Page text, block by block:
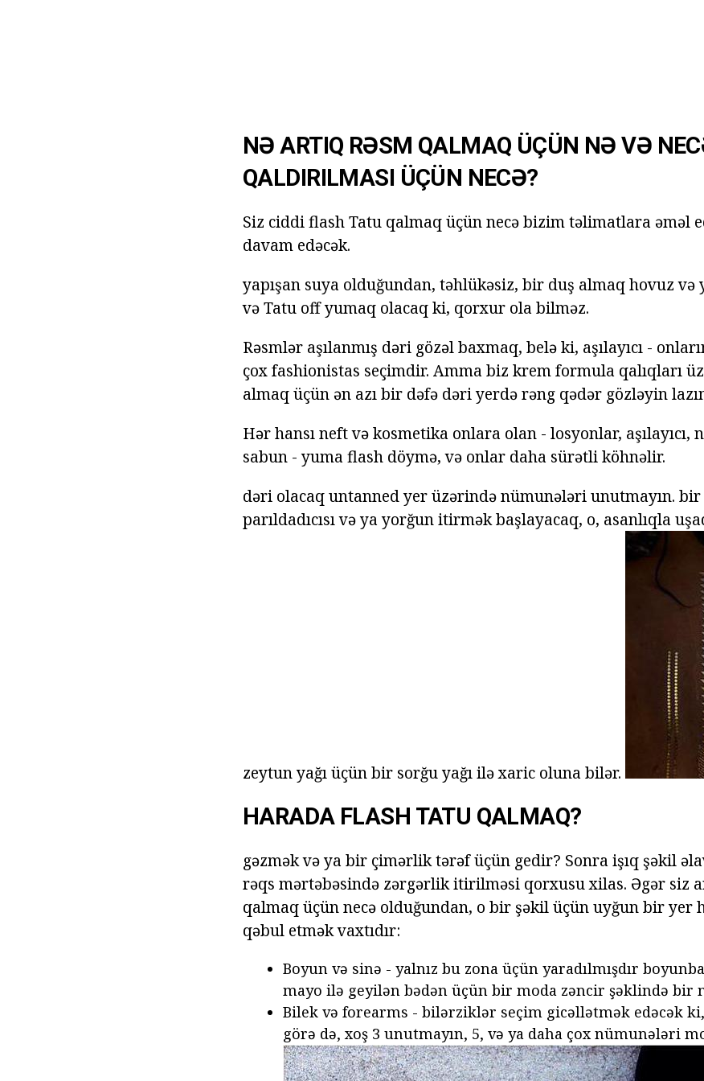
NƏ ARTIQ RƏSM QALMAQ ÜÇÜN NƏ VƏ
QALDIRILMASI ÜÇÜN NECƏ?
Siz ciddi flash Tatu qalmaq üçün necə bizim təlimatlara əməl
davam edəcək.
yapışan suya olduğundan, təhlükəsiz, bir duş almaq hovuz və
və Tatu off yumaq olacaq ki, qorxur ola bilməz.
Rəsmlər aşılanmış dəri gözəl baxmaq, belə ki, aşılayıcı -
çox fashionistas seçimdir. Amma biz krem formula qalıqları
almaq üçün ən azı bir dəfə dəri yerdə rəng qədər gözləyin
Hər hansı neft və kosmetika onlara olan - losyonlar, aşılayıcı,
sabun - yuma flash döymə, və onlar daha sürətli köhnəlir.
dəri olacaq untanned yer üzərində nümunələri unutmayın.
parıldadıcısı və ya yorğun itirmək başlayacaq, o, asanlıqla
zeytun yağı üçün bir sorğu yağı ilə xaric oluna bilər.
HARADA FLASH TATU QALMAQ?
gəzmək və ya bir çimərlik tərəf üçün gedir? Sonra işıq şəkil
rəqs mərtəbəsində zərgərlik itirilməsi qorxusu xilas. Əgər siz
qalmaq üçün necə olduğundan, o bir şəkil üçün uyğun bir yer
qəbul etmək vaxtıdır:
Boyun və sinə - yalnız bu zona üçün yaradılmışdır
mayo ilə geyilən bədən üçün bir moda zəncir şəklində bir
Bilek və forearms - bilərziklər seçim gicəllətmək edəcək
görə də, xoş 3 unutmayın, 5, və ya daha çox nümunələri